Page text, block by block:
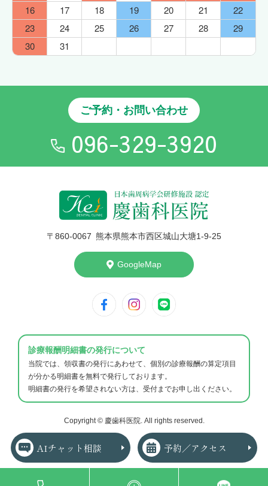
16
17 18 19 20 21
22
23
24 25 26 27 28
29
30
31
ご予約・お問い合わせ
096-329-3920
〒860-0067 熊本県熊本市西区城山大塘1-9-25
GoogleMap
診療報酬明細書の発行について
当院では、領収書の発行にあわせて、個別の診療報酬の算定項目
が分かる明細書を無料で発行しております。
明細書の発行を希望されない方は、受付までお申し出ください。
Copyright © 慶歯科医院. All rights reserved.
AIチャット相談 予約／アクセス